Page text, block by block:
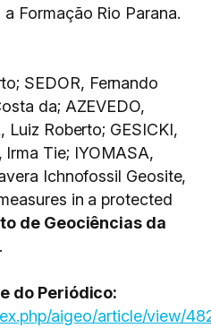
Formação Rio Parana.
SEDOR, Fernando
da; AZEVEDO,
Luiz Roberto; GESICKI,
Tie; IYOMASA,
Ichnofossil Geosite,
in a protected
de Geociências da
do Periódico:
aigeo/article/view/